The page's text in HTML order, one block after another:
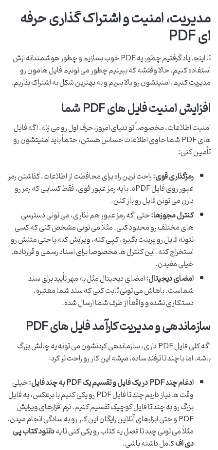
مدیریت، امنیت و اشتراک گذاری حرفه
ای PDF
تا اینجا یاد گرفتیم چطور یه PDF خوب بسازیم و چطور هوشمندانه ازش
استفاده کنیم. حالا وقتشه که ببینیم چطور می تونیم فایل هامون رو
مدیریت کنیم، امنیتشون رو بالا ببریم و به بهترین شکل به اشتراک بذاریم.
افزایش امنیت فایل های PDF شما
امنیت اطلاعات، مخصوصاً تو دنیای امروز، حرف اول رو می زنه. اگه فایل
های PDF شما حاوی اطلاعات حساس هستن، حتماً باید امنیتشون رو
تأمین کنی:
رمزگذاری قوی:راحت ترین راه برای محافظت از اطلاعات، گذاشتن رمز
عبور روی فایل PDFه. با یه رمز عبور قوی، فقط کسایی که رمز رو
دارن می تونن فایل رو باز کنن.
کنترل مجوزها:حتی اگه رمز عبور هم نذاری، می تونی دسترسی
های مختلف رو محدود کنی. مثلاً می تونی مشخص کنی که کسی
نتونه فایل رو پرینت بگیره، کپی کنه، ویرایش کنه یا حتی متنش رو
استخراج کنه. این کنترل ها مخصوصاً برای اسناد رسمی و قراردادها
خیلی مفیدن.
امضای دیجیتال:امضای دیجیتال مثل یه مهر تأیید برای سند
شماست. باهاش می تونی ثابت کنی که سند شما معتبره،
دستکاری نشده و واقعاً از طرف شما ارسال شده.
سازماندهی و مدیریت کارآمد فایل های PDF
اگه کلی فایل PDF داری، سازماندهی کردنشون می تونه یه چالش بزرگ
باشه. اما با چند تا ترفند ساده، میشه این کار رو راحت تر کرد:
ادغام چند PDF در یک فایل و تقسیم یک PDF به چند فایل:
خیلی
وقت ها نیاز داریم چند تا فایل PDF رو یکی کنیم یا برعکس، یه فایل
بزرگ رو به چند تا فایل کوچیک تقسیم کنیم. نرم افزارهای ویرایش
PDF و حتی ابزارهای آنلاین رایگان این کار رو به سادگی انجام میدن.
مثلاً می تونی چند تا فصل یه کتاب رو یکی کنی تا یهدانلود کتاب پی
دی افکامل داشته باشی.